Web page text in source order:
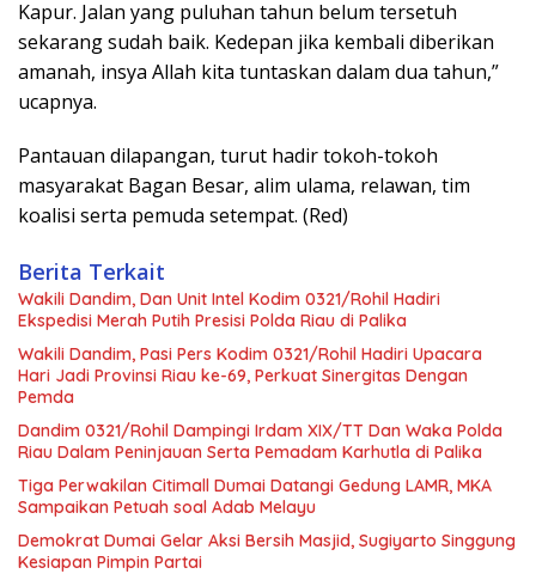
Kapur. Jalan yang puluhan tahun belum tersetuh
sekarang sudah baik. Kedepan jika kembali diberikan
amanah, insya Allah kita tuntaskan dalam dua tahun,”
ucapnya.
Pantauan dilapangan, turut hadir tokoh-tokoh
masyarakat Bagan Besar, alim ulama, relawan, tim
koalisi serta pemuda setempat. (Red)
Berita Terkait
Wakili Dandim, Dan Unit Intel Kodim 0321/Rohil Hadiri
Ekspedisi Merah Putih Presisi Polda Riau di Palika
Wakili Dandim, Pasi Pers Kodim 0321/Rohil Hadiri Upacara
Hari Jadi Provinsi Riau ke-69, Perkuat Sinergitas Dengan
Pemda
Dandim 0321/Rohil Dampingi Irdam XIX/TT Dan Waka Polda
Riau Dalam Peninjauan Serta Pemadam Karhutla di Palika
Tiga Perwakilan Citimall Dumai Datangi Gedung LAMR, MKA
Sampaikan Petuah soal Adab Melayu
Demokrat Dumai Gelar Aksi Bersih Masjid, Sugiyarto Singgung
Kesiapan Pimpin Partai